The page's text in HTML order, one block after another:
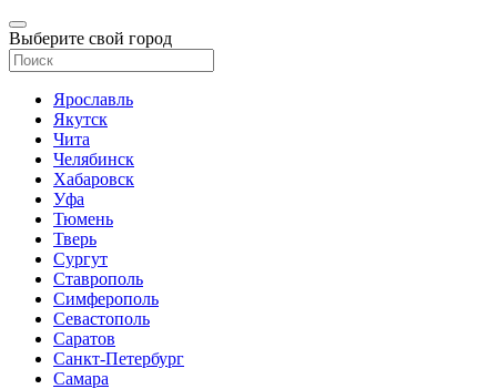
Выберите свой город
Ярославль
Якутск
Чита
Челябинск
Хабаровск
Уфа
Тюмень
Тверь
Сургут
Ставрополь
Симферополь
Севастополь
Саратов
Санкт-Петербург
Самара